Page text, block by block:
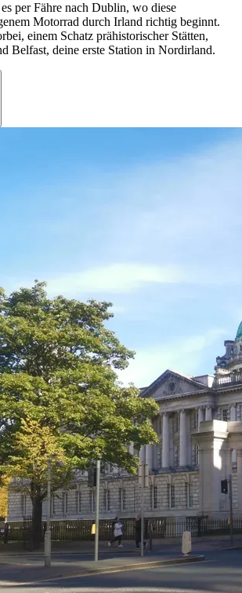
per Fähre nach Dublin, wo diese
Motorrad durch Irland richtig beginnt.
einem Schatz prähistorischer Stätten,
Belfast, deine erste Station in Nordirland.